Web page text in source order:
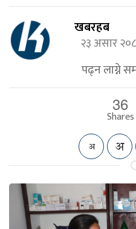
खबरहब
२३ असार
पढ्न लाग्ने
36
Shares